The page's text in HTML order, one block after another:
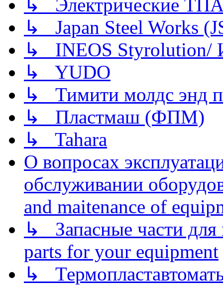
↳ Электрические
↳ Japan Steel Works
↳ INEOS
↳ YUDO
↳ Тимити молдс энд
↳ Пластмаш (ФПМ)
↳ Tahara
О вопросах
обслуживании
and maitenance of
↳ Запасные части для
parts for your equipment
↳